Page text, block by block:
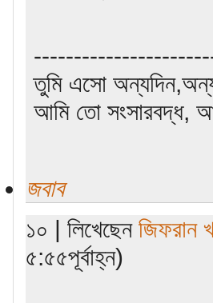
তুমি এসো
আমি তো সংসারবদ্ধ,
জবাব
১০ | লিখেছেন জিফরান
৫:৫৫পূর্বাহ্ন)